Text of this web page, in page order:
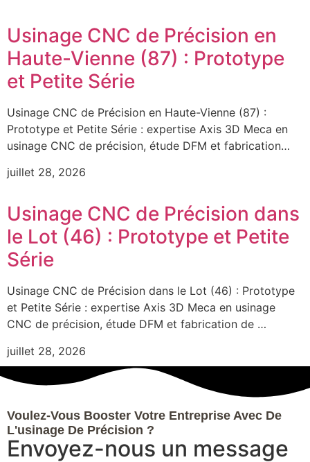
Usinage CNC de Précision en
Haute-Vienne (87) : Prototype
et Petite Série
Usinage CNC de Précision en Haute-Vienne (87) :
Prototype et Petite Série : expertise Axis 3D Meca en
usinage CNC de précision, étude DFM et fabrication…
juillet 28, 2026
Usinage CNC de Précision dans
le Lot (46) : Prototype et Petite
Série
Usinage CNC de Précision dans le Lot (46) : Prototype
et Petite Série : expertise Axis 3D Meca en usinage
CNC de précision, étude DFM et fabrication de …
juillet 28, 2026
Voulez-Vous Booster Votre Entreprise Avec De
L'usinage De Précision ?
Envoyez-nous un message